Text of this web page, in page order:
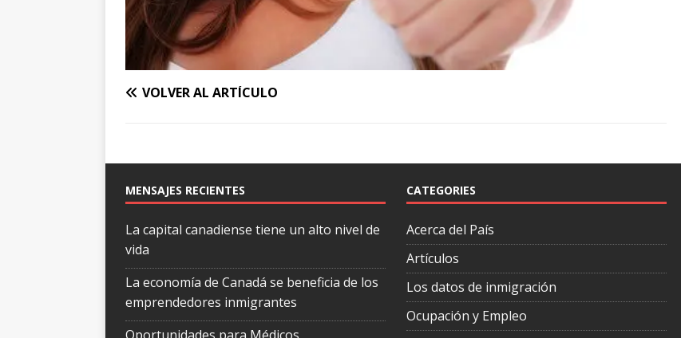
VOLVER AL ARTÍCULO
MENSAJES RECIENTES
La capital canadiense tiene un alto nivel de
vida
La economía de Canadá se beneficia de los
emprendedores inmigrantes
CATEGORIES
Acerca del País
Artículos
Los datos de inmigración
Ocupación y Empleo